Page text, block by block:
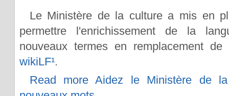
Le Ministère de la culture a mis en
permettre l'enrichissement de la
nouveaux termes en remplacement
wikiLF¹.
Read more Aidez le Ministère de